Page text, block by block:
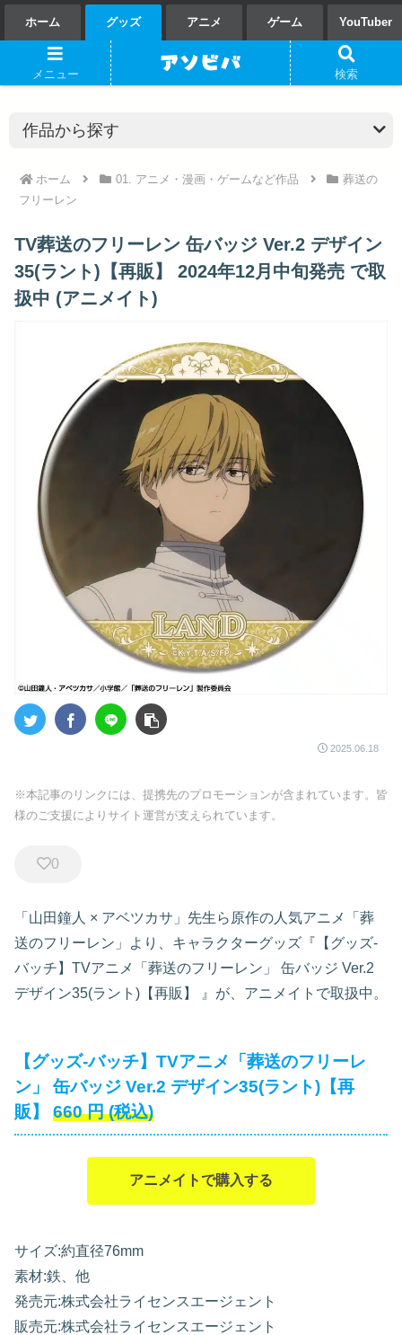
ホーム グッズ アニメ ゲーム YouTuber
ホーム 01. アニメ・漫画・ゲームなど作品
葬送の
フリーレン
TV葬送のフリーレン 缶バッジ Ver.2 デザイン
35(ラント)【再販】 2024年12月中旬発売 で取
扱中 (アニメイト)
2025.06.18
※本記事のリンクには、提携先のプロモーションが含まれています。皆
様のご支援によりサイト運営が支えられています。
0
「山田鐘人 × アベツカサ」先生ら原作の人気アニメ「葬
送のフリーレン」より、キャラクターグッズ『【グッズ-
バッチ】TVアニメ「葬送のフリーレン」 缶バッジ Ver.2
デザイン35(ラント)【再販】
』が、アニメイトで取扱中。
【グッズ-バッチ】TVアニメ「葬送のフリーレ
ン」 缶バッジ Ver.2 デザイン35(ラント)【再
販】
660 円 (税込)
アニメイトで購入する
サイズ:約直径76mm
素材:鉄、他
発売元:株式会社ライセンスエージェント
販売元:株式会社ライセンスエージェント
メニュー 検索